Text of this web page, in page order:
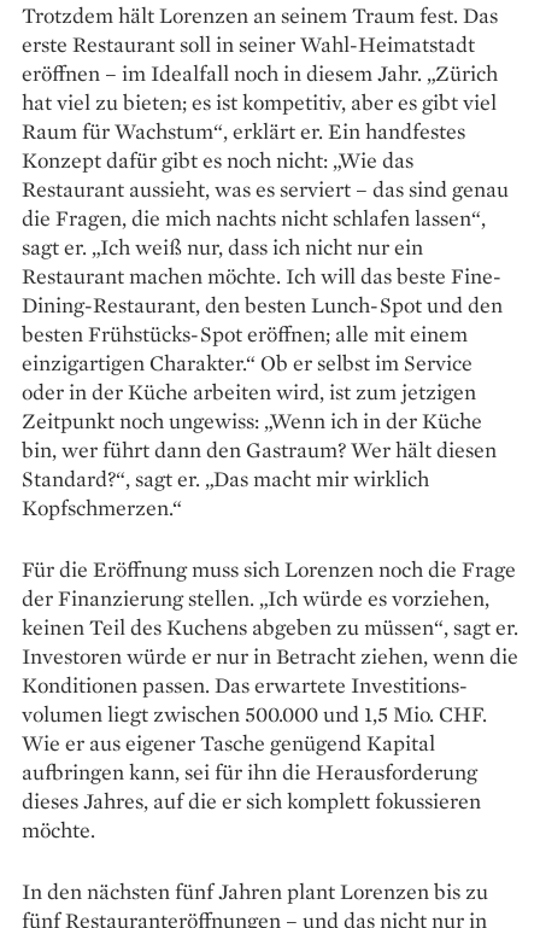
Trotzdem hält Lorenzen an seinem Traum fest. Das
erste Restaurant soll in seiner Wahl-Heimatstadt
eröffnen – im Idealfall noch in diesem Jahr. „Zürich
hat viel zu bieten; es ist kompetitiv, aber es gibt viel
Raum für Wachstum“, erklärt er. Ein handfestes
Konzept dafür gibt es noch nicht: „Wie das
Restaurant aussieht, was es serviert – das sind genau
die Fragen, die mich nachts nicht schlafen lassen“,
sagt er. „Ich weiß nur, dass ich nicht nur ein
Restaurant machen möchte. Ich will das beste Fine-
Dining-Restaurant, den besten Lunch-Spot und den
besten Frühstücks-Spot eröffnen; alle mit einem
einzigartigen Charakter.“ Ob er selbst im Service
oder in der Küche arbeiten wird, ist zum jetzigen
Zeitpunkt noch ungewiss: „Wenn ich in der Küche
bin, wer führt dann den Gastraum? Wer hält diesen
Standard?“, sagt er. „Das macht mir wirklich
Kopfschmerzen.“
Für die Eröffnung muss sich Lorenzen noch die Frage
der Finanzierung stellen. „Ich würde es vor­ziehen,
keinen Teil des Kuchens abgeben zu müssen“, sagt er.
Investoren würde er nur in Betracht ziehen, wenn die
Konditionen passen. Das erwartete Investitions­
volumen liegt zwischen 500.000 und 1,5 Mio. CHF.
Wie er aus eigener Tasche genügend Kapital
aufbringen kann, sei für ihn die Herausforderung
dieses Jahres, auf die er sich komplett fokussieren
möchte.
In den nächsten fünf Jahren plant Lorenzen bis zu
fünf Restauranteröffnungen – und das nicht nur in